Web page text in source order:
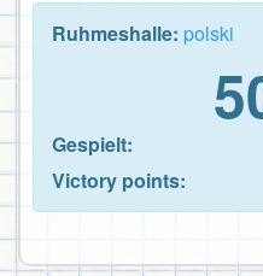
Ruhmeshalle: polski
Gespielt:
Victory points: